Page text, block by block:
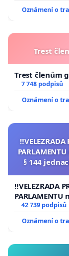
Oznámení o
Trest
Trest členům
7 748 podpisů
Oznámení o
‼️VELEZRADA
§ 144
‼️VELEZRADA
144
republiky
42 739 podpisů
Oznámení o